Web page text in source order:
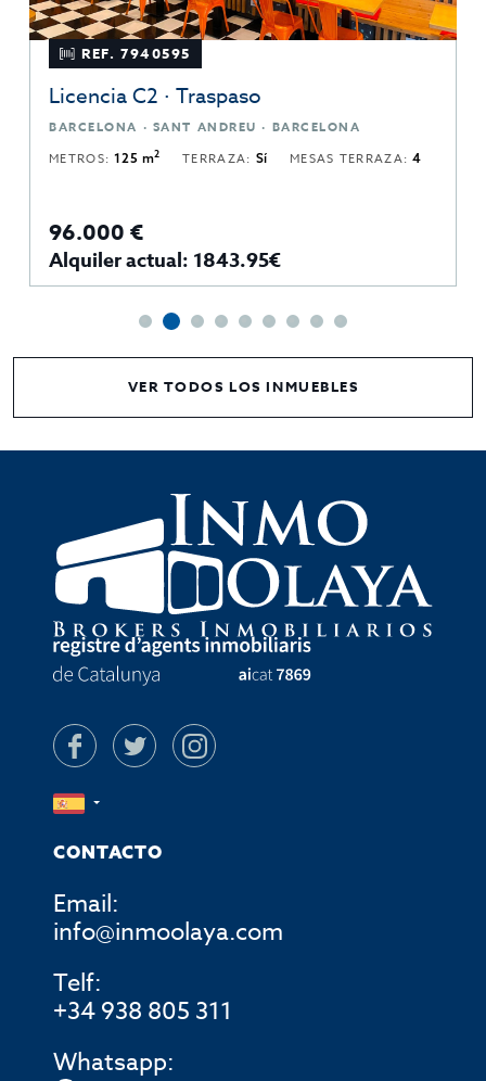
REF. 7940595
Licencia C2 · Traspaso
BARCELONA · SANT ANDREU · BARCELONA
METROS:125 m2 TERRAZA: Sí MESAS TERRAZA:4
96.000 €
Alquiler actual: 1843.95€
VER TODOS LOS INMUEBLES
CONTACTO
Email:
info@inmoolaya.com
Telf:
+34 938 805 311
Whatsapp: